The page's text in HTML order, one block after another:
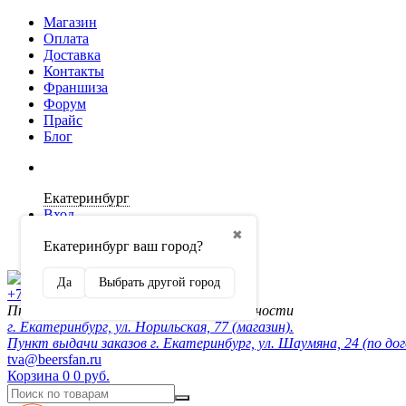
Магазин
Оплата
Доставка
Контакты
Франшиза
Форум
Прайс
Блог
Екатеринбург
✖
Екатеринбург ваш город?
Да Выбрать другой город
Вход
Регистрация
+7 (902) 872-54-70
Пн-Пт 10:00-20:00, сб-вск по договорённости
г. Екатеринбург, ул. Норильская, 77 (магазин).
Пункт выдачи заказов г. Екатеринбург, ул. Шаумяна, 24 (по
tva@beersfan.ru
Корзина 0 0 руб.